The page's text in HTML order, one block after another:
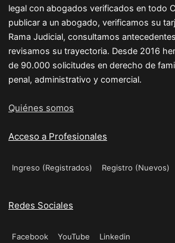
legal con abogados verificados en todo
publicar a un abogado, verificamos su
Rama Judicial, consultamos
revisamos su trayectoria. Desde 2016
de 90.000 solicitudes en derecho de
penal, administrativo y comercial.
Quiénes somos
Acceso a Profesionales
Ingreso (Registrados) Registro (Nuevos)
Redes Sociales
Facebook YouTube Linkedin